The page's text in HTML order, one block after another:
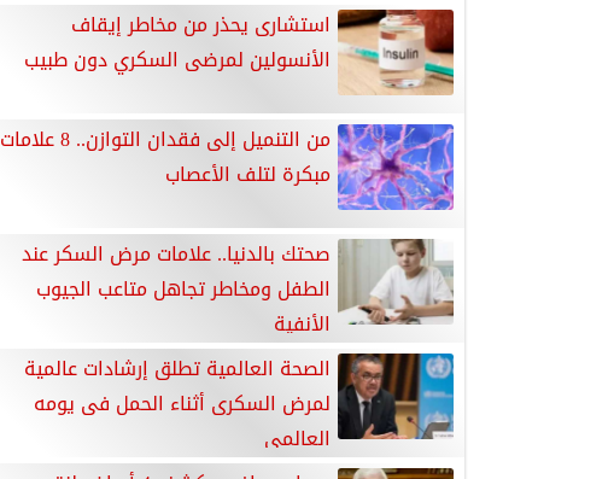
استشارى يحذر من مخاطر إيقاف
الأنسولين لمرضى السكري دون طبيب
من التنميل إلى فقدان التوازن.. 8 علامات
مبكرة لتلف الأعصاب
صحتك بالدنيا.. علامات مرض السكر عند
الطفل ومخاطر تجاهل متاعب الجيوب
الأنفية
الصحة العالمية تطلق إرشادات عالمية
لمرض السكرى أثناء الحمل فى يومه
العالمى